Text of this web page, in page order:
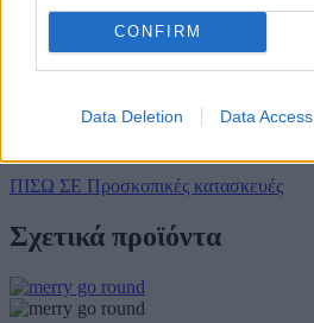
CONFIRM
Data Deletion Data Access
ΠΙΣΩ ΣΕ Προσκοπικές κατασκευές
Σχετικά προϊόντα